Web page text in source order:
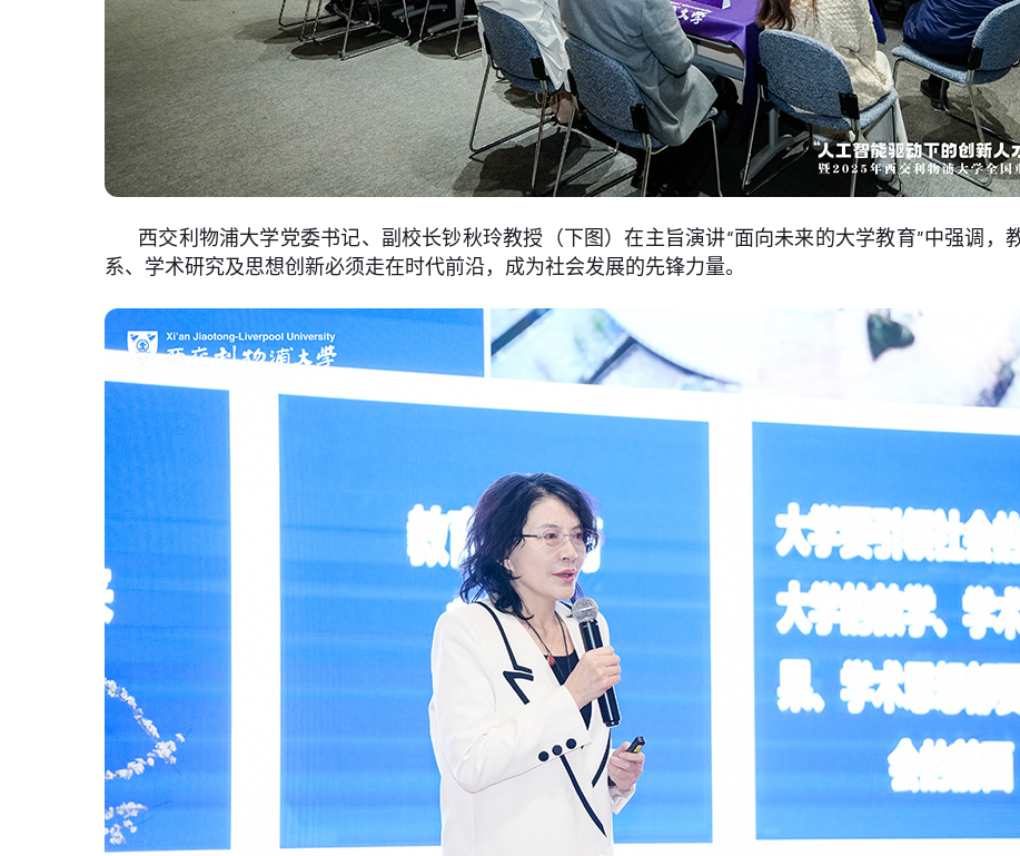
西交利物浦大学党委书记、副校长钞秋玲教授（下图）在主旨演讲“面向未来的大学教育”中强调
系、学术研究及思想创新必须走在时代前沿，成为社会发展的先锋力量。